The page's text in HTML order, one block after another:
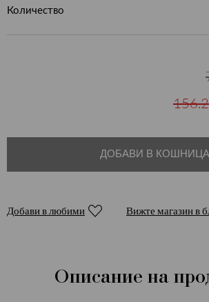
Количество
ДОБАВИ В КОШНИЦА
Добави в любими Вижте магазин в
Описание на